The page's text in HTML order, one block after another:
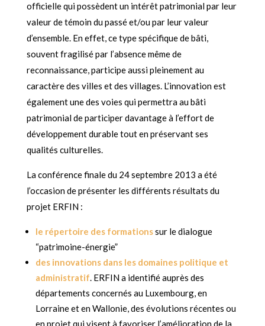
officielle qui possèdent un intérêt patrimonial par leur
valeur de témoin du passé et/ou par leur valeur
d’ensemble. En effet, ce type spécifique de bâti,
souvent fragilisé par l’absence même de
reconnaissance, participe aussi pleinement au
caractère des villes et des villages. L’innovation est
également une des voies qui permettra au bâti
patrimonial de participer davantage à l’effort de
développement durable tout en préservant ses
qualités culturelles.
La conférence finale du 24 septembre 2013 a été
l’occasion de présenterles différents résultats du
projet ERFIN :
le répertoire des formationssur le dialogue
“patrimoine-énergie”
des innovations dans les domaines politique et
administratif. ERFIN a identifié auprès des
départements concernés au Luxembourg, en
Lorraine et en Wallonie, des évolutions récentes ou
en projet qui visent à favoriser l’amélioration de la